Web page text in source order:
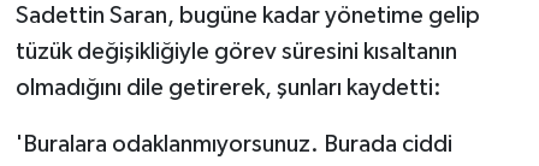
Sadettin Saran, bugüne kadar yönetime gelip
tüzük değişikliğiyle görev süresini kısaltanın
olmadığını dile getirerek, şunları kaydetti:
'Buralara odaklanmıyorsunuz. Burada ciddi